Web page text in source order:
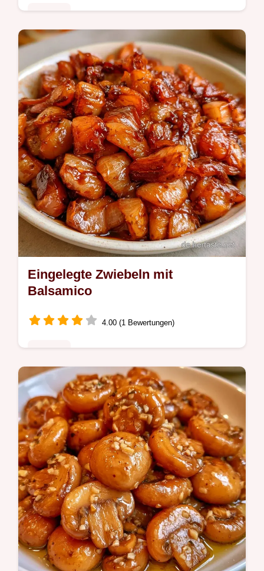
Möhren Balsamico Antipasti mit einer
glänzenden Glasur und tiefer Süße. Der
Bereich Warum das Rezept funktioniert
erklärt die Rösthitze. In 35 Min bereit.
Eingelegte Zwiebeln mit
Balsamico
4.00 (1 Bewertungen)
Knackige Eingelegte Zwiebeln mit tiefroter
Farbe. Die Anleitung umfasst die
Vorbereitung bis zum Glas. Ideal als Beilage
für mediterrane Platten.